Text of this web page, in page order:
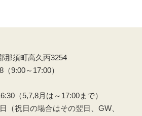
那須町高久丙3254
9:00～17:00）
（5,7,8月は～17:00まで）
（祝日の場合はその翌日、GW、